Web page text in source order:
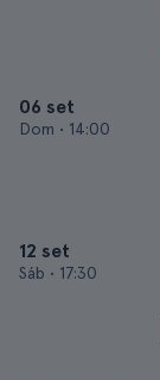
06 set
Dom • 14:00
12 set
Sáb • 17:30